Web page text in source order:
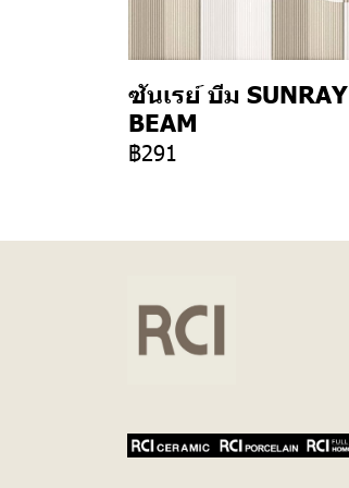
ซันเรย์ บีม SUNRAY
BEAM
฿291